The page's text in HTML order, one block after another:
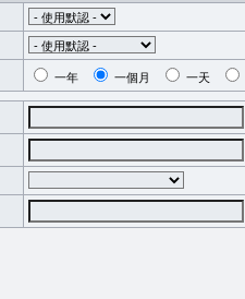
一年 一個月 一天